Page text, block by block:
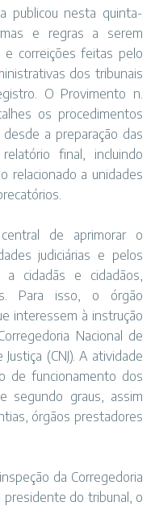
publicou nesta quinta-
e regras a serem
e correições feitas pelo
dos tribunais
O Provimento n.
os procedimentos
a preparação das
final, incluindo
relacionado a unidades
de aprimorar o
judiciárias e pelos
cidadãs e cidadãos,
Para isso, o órgão
interessem à instrução
Nacional de
(CNJ). A atividade
de funcionamento dos
segundo graus, assim
órgãos prestadores
da Corregedoria
presidente do tribunal, o